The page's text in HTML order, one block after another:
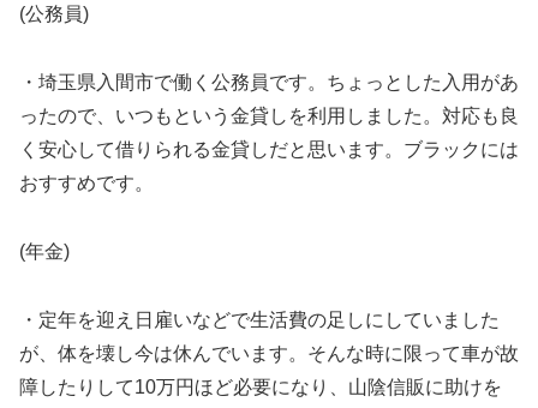
(公務員)
・埼玉県入間市で働く公務員です。ちょっとした入用があ
ったので、いつもという金貸しを利用しました。対応も良
く安心して借りられる金貸しだと思います。ブラックには
おすすめです。
(年金)
・定年を迎え日雇いなどで生活費の足しにしていました
が、体を壊し今は休んでいます。そんな時に限って車が故
障したりして10万円ほど必要になり、山陰信販に助けを